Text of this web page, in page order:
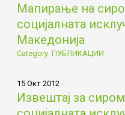
Мапирање на
социјалната
Македонија
Category: ПУБЛИКАЦИИ
15 Окт 2012
Извештај за